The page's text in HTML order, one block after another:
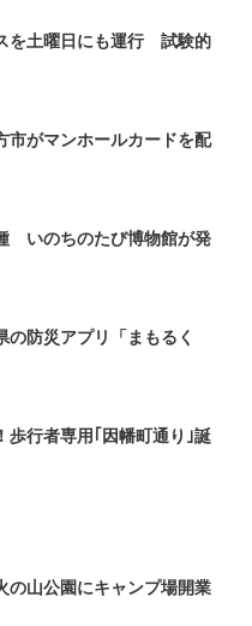
を土曜日にも運行 試験的
市がマンホールカードを配
いのちのたび博物館が発
防災アプリ「まもるく
歩行者専用｢因幡町通り｣誕
の山公園にキャンプ場開業